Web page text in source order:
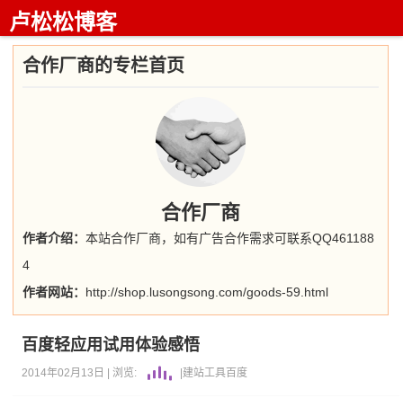
卢松松博客
合作厂商的专栏首页
合作厂商
作者介绍：本站合作厂商，如有广告合作需求可联系QQ461188
4
作者网站： http://shop.lusongsong.com/goods-59.html
百度轻应用试用体验感悟
2014年02月13日 | 浏览: 建站工具百度